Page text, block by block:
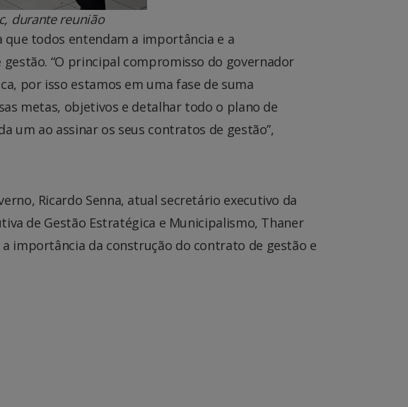
durante reunião
que todos entendam a importância e a
“O principal compromisso do governador
por isso estamos em uma fase de suma
metas, objetivos e detalhar todo o plano de
um ao assinar os seus contratos de gestão”,
Ricardo Senna, atual secretário executivo da
de Gestão Estratégica e Municipalismo, Thaner
importância da construção do contrato de gestão e